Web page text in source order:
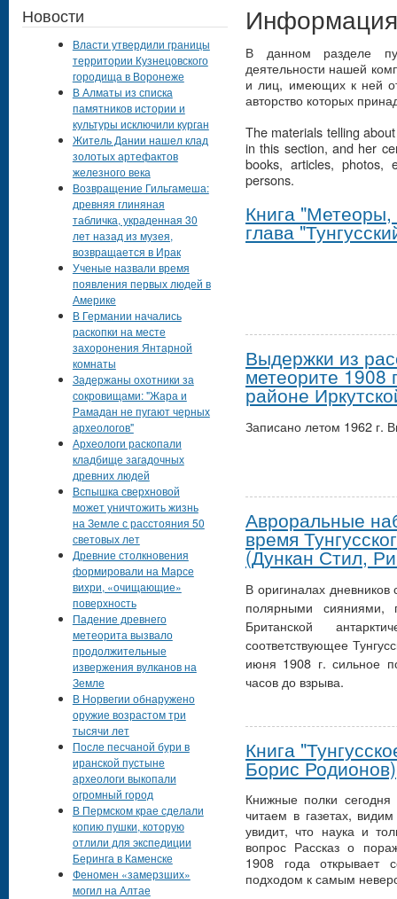
В данном разделе
деятельности нашей
и лиц, имеющих к ней
авторство которых
The materials telling
in this section, and her
books, articles, photos,
persons.
Книга
глава
Выдержки из
метеорите 1908
районе
Записано летом 1962 г.
Авроральные
время
(Дункан Стил,
В оригиналах
полярными сияниями,
Британской
соответствующее
июня 1908 г. сильное
часов до взрыва.
Книга
Борис Родионов)
Книжные полки
читаем в газетах,
увидит, что наука и
вопрос Рассказ о
1908 года открывает
подходом к самым
Новости
Власти утвердили границы
территории Кузнецовского
городища в Воронеже
В Алматы из списка
памятников истории и
культуры исключили курган
Житель Дании нашел клад
золотых артефактов
железного века
Возвращение Гильгамеша:
древняя глиняная
табличка, украденная 30
лет назад из музея,
возвращается в Ирак
Ученые назвали время
появления первых людей в
Америке
В Германии начались
раскопки на месте
захоронения Янтарной
комнаты
Задержаны охотники за
сокровищами: "Жара и
Рамадан не пугают черных
археологов"
Археологи раскопали
кладбище загадочных
древних людей
Вспышка сверхновой
может уничтожить жизнь
на Земле с расстояния 50
световых лет
Древние столкновения
формировали на Марсе
вихри, «очищающие»
поверхность
Падение древнего
метеорита вызвало
продолжительные
извержения вулканов на
Земле
В Норвегии обнаружено
оружие возрастом три
тысячи лет
После песчаной бури в
иранской пустыне
археологи выкопали
огромный город
В Пермском крае сделали
копию пушки, которую
отлили для экспедиции
Беринга в Каменске
Феномен «замерзших»
могил на Алтае